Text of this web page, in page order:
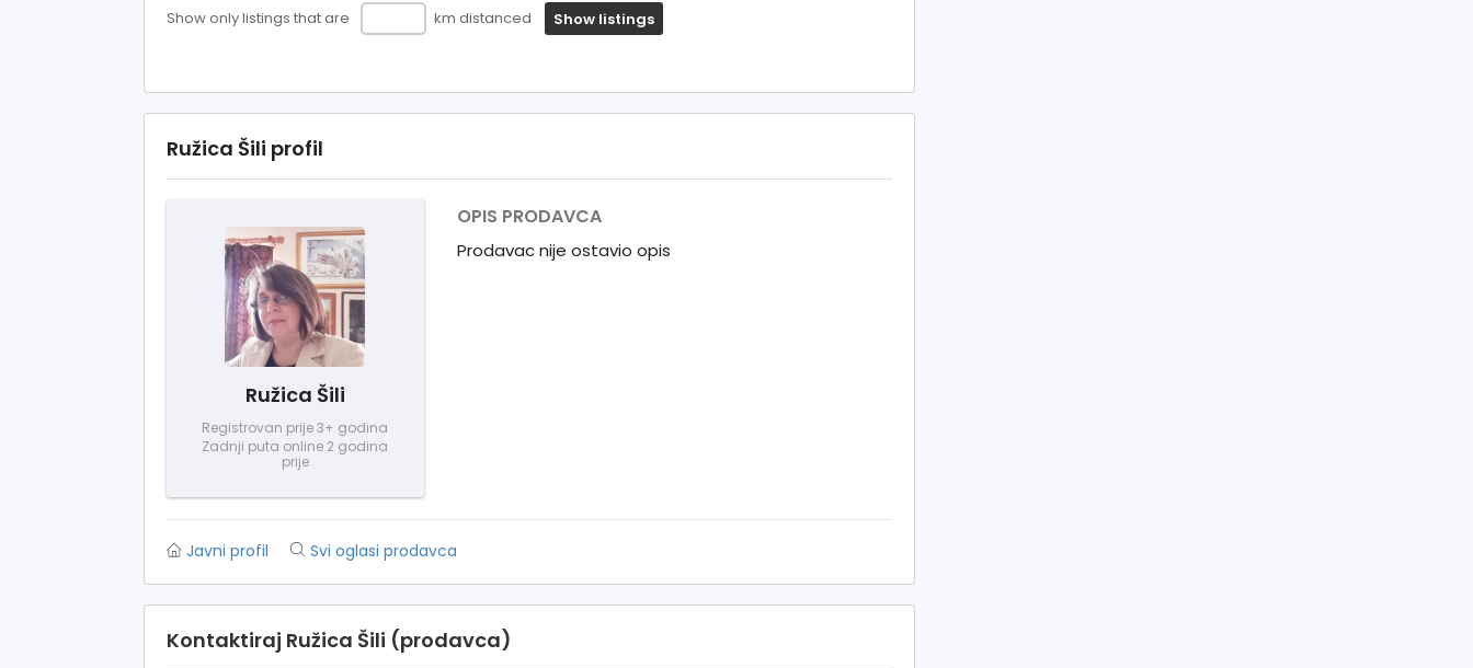
Show only listings that are km distanced Show listings
Ružica Šili profil
Ružica Šili
Registrovan prije 3+ godina
Zadnji puta online 2 godina
prije
OPIS PRODAVCA
Prodavac nije ostavio opis
Javni profil Svi oglasi prodavca
Kontaktiraj Ružica Šili (prodavca)